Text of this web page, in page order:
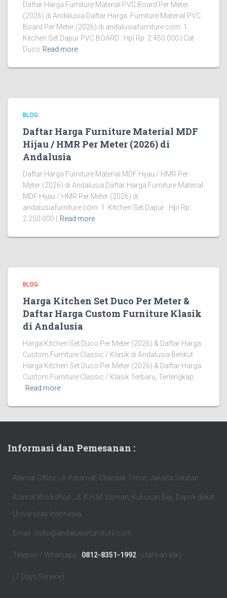
Daftar Harga Furniture Material PVC Board Per Meter
(2026) di Andalusia Daftar Harga Furniture Material PVC
Board Per Meter (2026) di andalusiafurniture.com 1.
Kitchen Set Dapur PVC BOARD : Hpl Rp. 2.450.000 | Cat
Duco Read more
BLOG
Daftar Harga Furniture Material MDF
Hijau / HMR Per Meter (2026) di
Andalusia
Daftar Harga Furniture Material MDF Hijau / HMR Per
Meter (2026) di Andalusia Daftar Harga Furniture Material
MDF Hijau / HMR Per Meter (2026) di
andalusiafurniture.com 1. Kitchen Set Dapur : Hpl Rp.
2.250.000 |
Read more
BLOG
Harga Kitchen Set Duco Per Meter &
Daftar Harga Custom Furniture Klasik
di Andalusia
Harga Kitchen Set Duco Per Meter (2026) & Daftar Harga
Custom Furniture Classic / Klasik di Andalusia Berikut
Harga Kitchen Set Duco Per Meter (2026) & Daftar Harga
Custom Furniture Classic / Klasik Terbaru, Terlengkap
Read more
Informasi dan Pemesanan :
Alamat Office : Jl. Keramat, Cilandak Timur, Jakarta Selatan
Alamat Workshop : Jl. K.H.M. Usman, Kukusan Beji, Depok dekat
Universitas Indonesia
Email : hello@andalusiafurniture.com
Telepon / Whatsapp : 0812-8351-1992 (silahkan klik)
(7 Days Service)